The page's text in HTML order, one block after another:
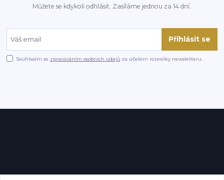
Můžete se kdykoli odhlásit. Zasíláme jednou za 14 dní.
Přihlásit se
Souhlasím se zpracováním osobních údajů za účelem rozesílky newsletteru.